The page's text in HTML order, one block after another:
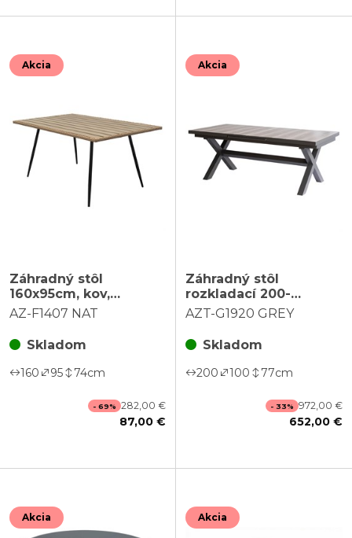
Akcia
Záhradný stôl
160x95cm, kov,
polywood, hnedá, AZ-
AZ-F1407 NAT
Skladom
160 95 74cm
- 69% 282,00 €
87,00 €
Akcia
Záhradný stôl
rozkladací 200-
260x100cm, hliník,
sivá, AZT-G1920 GREY
AZT-G1920 GREY
Skladom
200 100 77cm
- 33% 972,00 €
652,00 €
Akcia Akcia